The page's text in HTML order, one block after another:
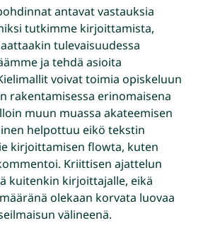
antavat vastauksia
tutkimme kirjoittamista,
tulevaisuudessa
ja tehdä asioita
voivat toimia opiskeluun
rakentamisessa erinomaisena
muun muassa akateemisen
helpottuu eikö tekstin
kirjoittamisen flowta, kuten
Kriittisen ajattelun
kuitenkin kirjoittajalle, eikä
olekaan korvata luovaa
välineenä.